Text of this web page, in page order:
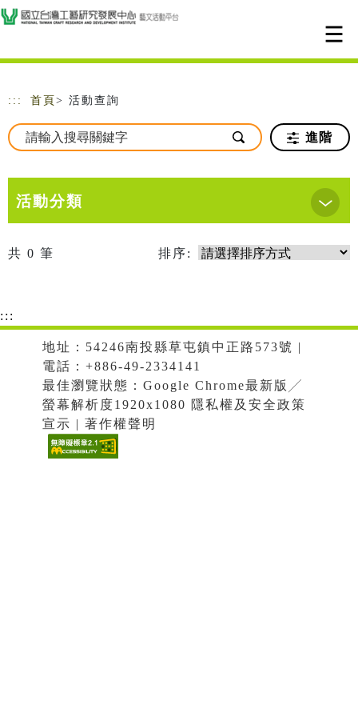
跳到主要內容
網站導覽
::: 首頁 > 活動查詢
進階
活動分類
共 0 筆 排序:
:::
地址：54246南投縣草屯鎮中正路573號 |
電話：+886-49-2334141
最佳瀏覽狀態：Google Chrome最新版╱
螢幕解析度1920x1080 隱私權及安全政策
宣示 | 著作權聲明